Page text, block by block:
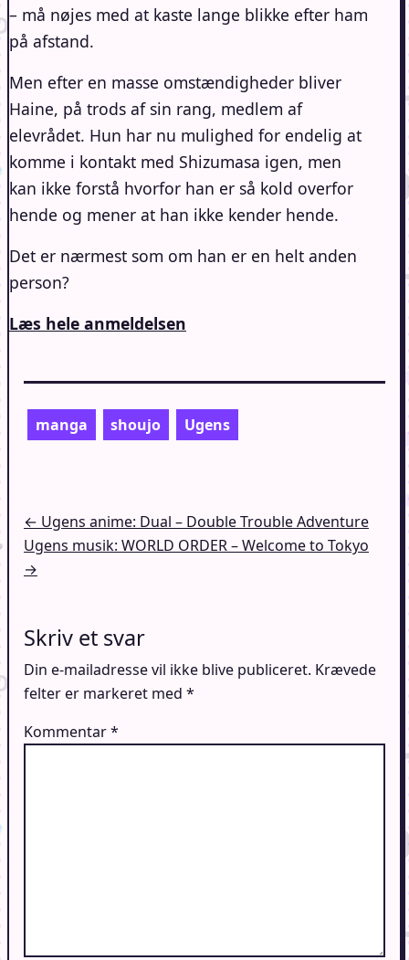
– må nøjes med at kaste lange blikke efter ham
på afstand.
Men efter en masse omstændigheder bliver
Haine, på trods af sin rang, medlem af
elevrådet. Hun har nu mulighed for endelig at
komme i kontakt med Shizumasa igen, men
kan ikke forstå hvorfor han er så kold overfor
hende og mener at han ikke kender hende.
Det er nærmest som om han er en helt anden
person?
Læs hele anmeldelsen
manga shoujo Ugens
Indlægsnavigation
← Ugens anime: Dual – Double Trouble Adventure
Ugens musik: WORLD ORDER – Welcome to Tokyo
→
Skriv et svar
Din e-mailadresse vil ikke blive publiceret. Krævede
felter er markeret med *
Kommentar*